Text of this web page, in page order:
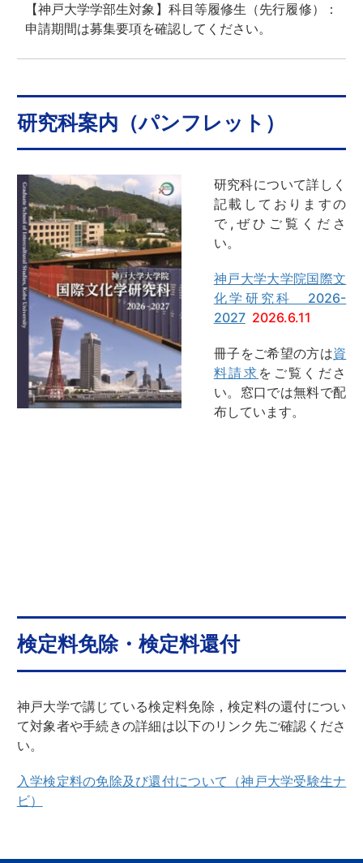
【神戸大学学部生対象】科目等履修生（先行履修）：
申請期間は募集要項を確認してください。
研究科案内（パンフレット）
研究科について詳しく
記載しておりますの
で,ぜひご覧くださ
い。
神戸大学大学院国際文
化学研究科 2026-
2027 2026.6.11
冊子をご希望の方は資
料請求 をご覧くださ
い。窓口では無料で配
布しています。
検定料免除・検定料還付
神戸大学で講じている検定料免除，検定料の還付につい
て対象者や手続きの詳細は以下のリンク先ご確認くださ
い。
入学検定料の免除及び還付について（神戸大学受験生ナ
ビ）